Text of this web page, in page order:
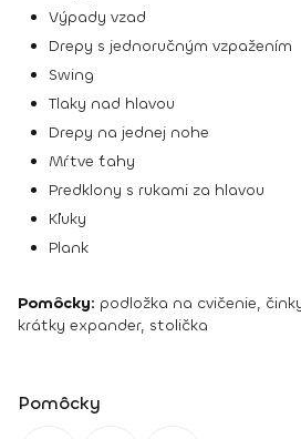
Výpady vzad
Drepy s jednoručným vzpažením
Swing
Tlaky nad hlavou
Drepy na jednej nohe
Mŕtve ťahy
Predklony s rukami za hlavou
Kľuky
Plank
Pomôcky: podložka na cvičenie,
krátky expander, stolička
Pomôcky